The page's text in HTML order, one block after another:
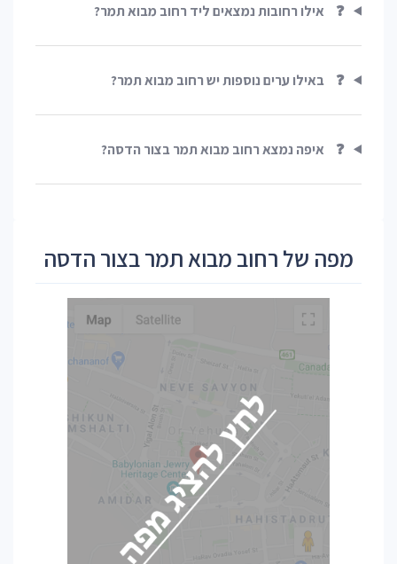
❓ אילו רחובות נמצאים ליד רחוב מבוא תמר?
❓ באילו ערים נוספות יש רחוב מבוא תמר?
❓ איפה נמצא רחוב מבוא תמר בצור הדסה?
מפה של רחוב מבוא תמר בצור הדסה